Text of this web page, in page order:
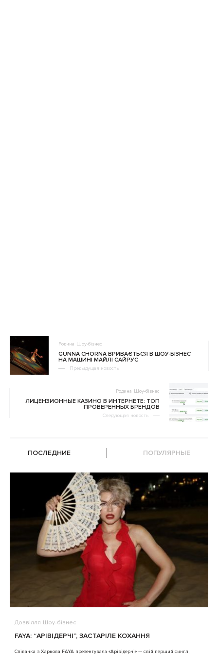
Родина Шоу-бізнес
GUNNA CHORNA ВРИВАЄТЬСЯ В ШОУ-БІЗНЕС
НА МАШИНІ МАЙЛІ САЙРУС
Предыдущая новость
Родина Шоу-бізнес
ЛИЦЕНЗИОННЫЕ КАЗИНО В ИНТЕРНЕТЕ: ТОП
ПРОВЕРЕННЫХ БРЕНДОВ
Следующая новость
ПОСЛЕДНИЕ ПОПУЛЯРНЫЕ
Дозвілля Шоу-бізнес
FAYA: “АРІВІДЕРЧІ”, ЗАСТАРІЛЕ КОХАННЯ
Співачка з Харкова FAYA презентувала «Арівідерчі» — свій перший сингл,